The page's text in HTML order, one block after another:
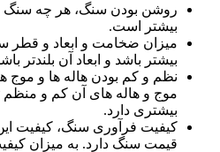
روشن بودن سنگ، هر چه سنگ
بیشتر است.
میزان ضخامت و ابعاد و قطر
بیشتر باشد و ابعاد آن
نظم و کم بودن هاله ها و
موج و هاله های آن کم و
بیشتری دارد.
کیفیت فرآوری سنگ، کیفیت
قیمت سنگ دارد. به میزان